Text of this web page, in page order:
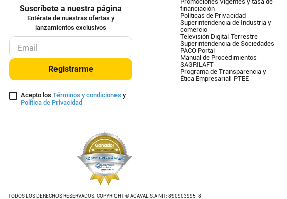
Suscríbete a nuestra página
Entérate de nuestras ofertas y
lanzamientos exclusivos
Registrarme
Acepto los Términos y condiciones y
Política de Privacidad
financiación
Políticas de Privacidad
Superintendencia de Industría y
comercio
Televisión Digital Terrestre
Superintendencia de Sociedades
PACO Portal
Manual de Procedimientos
SAGRILAFT
Programa de Transparencia y
Ética Empresarial-PTEE
TODOS LOS DERECHOS RESERVADOS. COPYRIGHT © AGAVAL S.A NIT: 890903995-8